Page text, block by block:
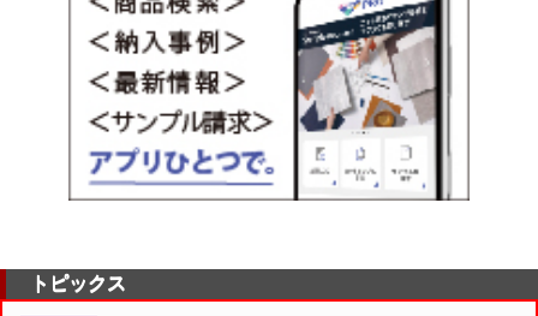
トピックス